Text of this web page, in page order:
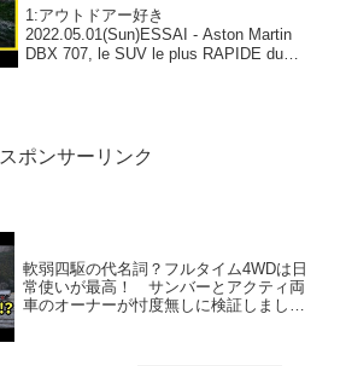
1:アウトドアー好き
2022.05.01(Sun)ESSAI - Aston Martin
DBX 707, le SUV le plus RAPIDE du
スポンサーリンク
軟弱四駆の代名詞？フルタイム4WDは日
常使いが最高！ サンバーとアクティ両
車のオーナーが忖度無しに検証しまし